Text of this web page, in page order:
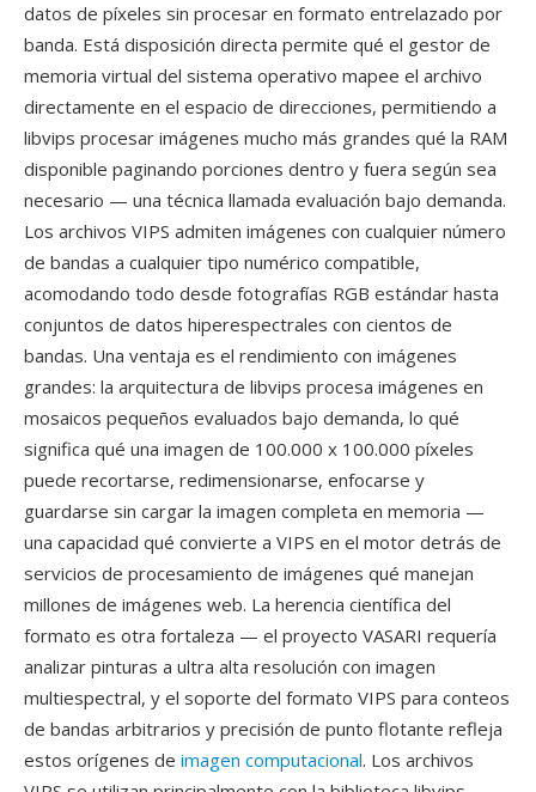
datos de píxeles sin procesar en formato entrelazado por
banda. Está disposición directa permite qué el gestor de
memoria virtual del sistema operativo mapee el archivo
directamente en el espacio de direcciones, permitiendo a
libvips procesar imágenes mucho más grandes qué la RAM
disponible paginando porciones dentro y fuera según sea
necesario — una técnica llamada evaluación bajo demanda.
Los archivos VIPS admiten imágenes con cualquier número
de bandas a cualquier tipo numérico compatible,
acomodando todo desde fotografías RGB estándar hasta
conjuntos de datos hiperespectrales con cientos de
bandas. Una ventaja es el rendimiento con imágenes
grandes: la arquitectura de libvips procesa imágenes en
mosaicos pequeños evaluados bajo demanda, lo qué
significa qué una imagen de 100.000 x 100.000 píxeles
puede recortarse, redimensionarse, enfocarse y
guardarse sin cargar la imagen completa en memoria —
una capacidad qué convierte a VIPS en el motor detrás de
servicios de procesamiento de imágenes qué manejan
millones de imágenes web. La herencia científica del
formato es otra fortaleza — el proyecto VASARI requería
analizar pinturas a ultra alta resolución con imagen
multiespectral, y el soporte del formato VIPS para conteos
de bandas arbitrarios y precisión de punto flotante refleja
estos orígenes de imagen computacional. Los archivos